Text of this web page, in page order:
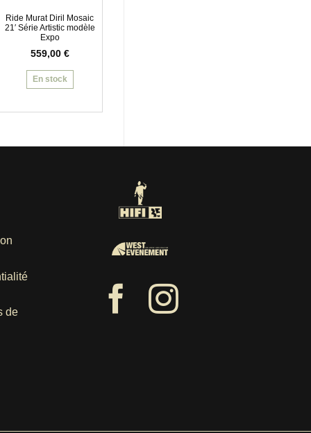
Ride Murat Diril Mosaic
21′ Série Artistic modèle
Expo
559,00 €
En stock
de